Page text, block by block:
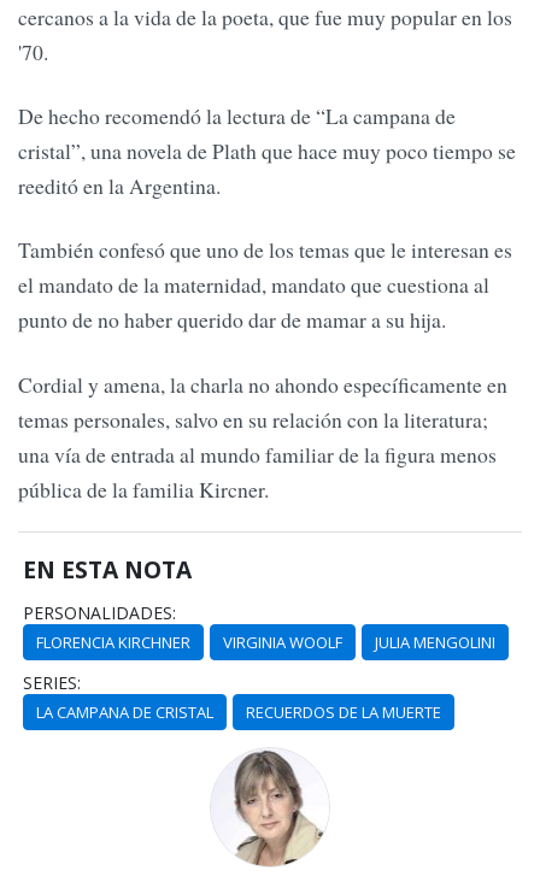
cercanos a la vida de la poeta, que fue muy popular en los
'70.
De hecho recomendó la lectura de “La campana de
cristal”, una novela de Plath que hace muy poco tiempo se
reeditó en la Argentina.
También confesó que uno de los temas que le interesan es
el mandato de la maternidad, mandato que cuestiona al
punto de no haber querido dar de mamar a su hija.
Cordial y amena, la charla no ahondo específicamente en
temas personales, salvo en su relación con la literatura;
una vía de entrada al mundo familiar de la figura menos
pública de la familia Kircner.
EN ESTA NOTA
PERSONALIDADES:
FLORENCIA KIRCHNER VIRGINIA WOOLF JULIA MENGOLINI
SERIES:
LA CAMPANA DE CRISTAL RECUERDOS DE LA MUERTE